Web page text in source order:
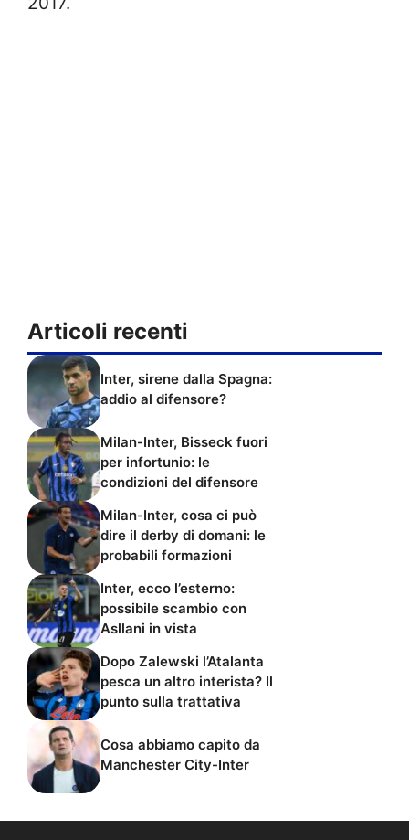
Articoli recenti
Inter, sirene dalla Spagna:
addio al difensore?
Milan-Inter, Bisseck fuori
per infortunio: le
condizioni del difensore
Milan-Inter, cosa ci può
dire il derby di domani: le
probabili formazioni
Inter, ecco l’esterno:
possibile scambio con
Asllani in vista
Dopo Zalewski l’Atalanta
pesca un altro interista? Il
punto sulla trattativa
Cosa abbiamo capito da
Manchester City-Inter